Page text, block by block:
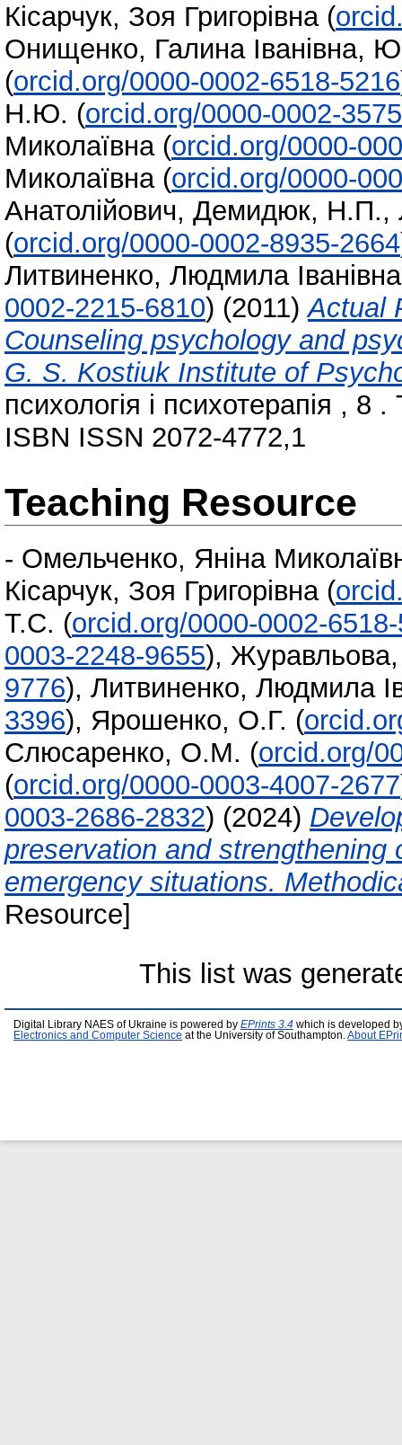
Кісарчук, Зоя Григорівна (
Онищенко, Галина Іванівна,
(orcid.org/0000-0002-6518-5216
Н.Ю. (orcid.org/0000-0002-
Миколаївна (orcid.org/0000-
Миколаївна (orcid.org/0000-
Анатолійович, Демидюк, Н.П.,
(orcid.org/0000-0002-8935-2664
Литвиненко, Людмила Іванівна
0002-2215-6810) (2011)Actual
Counseling psychology and
G. S. Kostiuk Institute of
психологія і психотерапія ,
ISBN ISSN 2072-4772,1
Teaching Resource
- Омельченко, Яніна
Кісарчук, Зоя Григорівна (
Т.С. (orcid.org/0000-0002-
0003-2248-9655),
9776), Литвиненко, Людмила
3396), Ярошенко, О.Г. (
Слюсаренко, О.М. (orcid.org/
(orcid.org/0000-0003-4007-2677
0003-2686-2832) (2024)
preservation and
emergency situations.
Resource]
This list was
Digital Library NAES of Ukraine is powered by EPrints 3.4 which is developed
Electronics and Computer Science at the University of Southampton. About